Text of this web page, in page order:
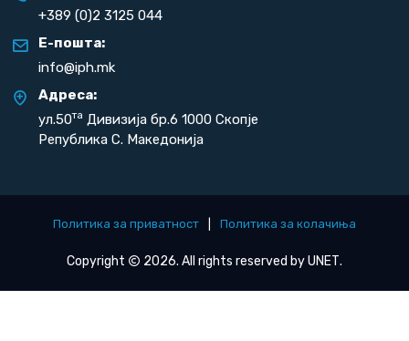
+389 (0)2 3125 044
Е-пошта:
info@iph.mk
Адреса:
ул.50та Дивизија бр.6 1000 Скопје
Република С. Македонија
Политика за приватност Политика за колачиња
Copyright 2026. All rights reserved byUNET.